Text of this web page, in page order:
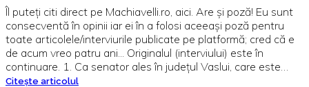
Îl puteți citi direct pe Machiavelli.ro, aici. Are și poză! Eu sunt
consecventă în opinii iar ei în a folosi aceeași poză pentru
toate articolele/interviurile publicate pe platformă; cred că e
de acum vreo patru ani... Originalul (interviului) este în
continuare. 1. Ca senator ales în județul Vaslui, care este…
Citește articolul